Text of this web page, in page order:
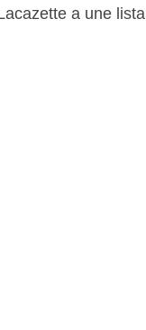
a une lista